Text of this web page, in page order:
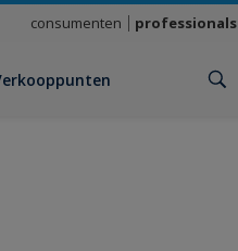
consumenten professionals